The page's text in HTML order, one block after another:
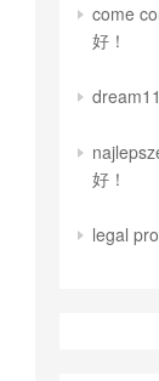
come
好！
dream11
好！
legal